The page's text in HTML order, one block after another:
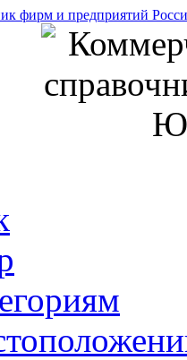
фирм и предприятий